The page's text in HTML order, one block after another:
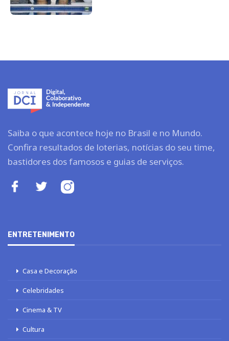
Saiba o que acontece hoje no Brasil e no Mundo.
Confira resultados de loterias, notícias do seu time,
bastidores dos famosos e guias de serviços.
ENTRETENIMENTO
Casa e Decoração
Celebridades
Cinema & TV
Cultura